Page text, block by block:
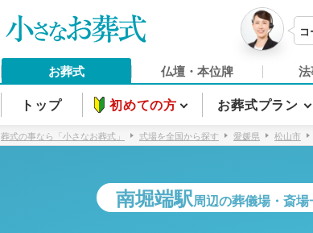
お葬式 仏壇・本位牌
トップ 初めての方 お葬式プラン
葬式の事なら「小さなお葬式」 式場を全国から探す 愛媛県 松山市
南堀端駅周辺の葬儀場・斎場